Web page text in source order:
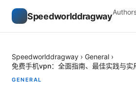
Speedworlddragway
Speedworlddragway › General ›
免费手机vpn：全面指南、最佳实践与实
GENERAL